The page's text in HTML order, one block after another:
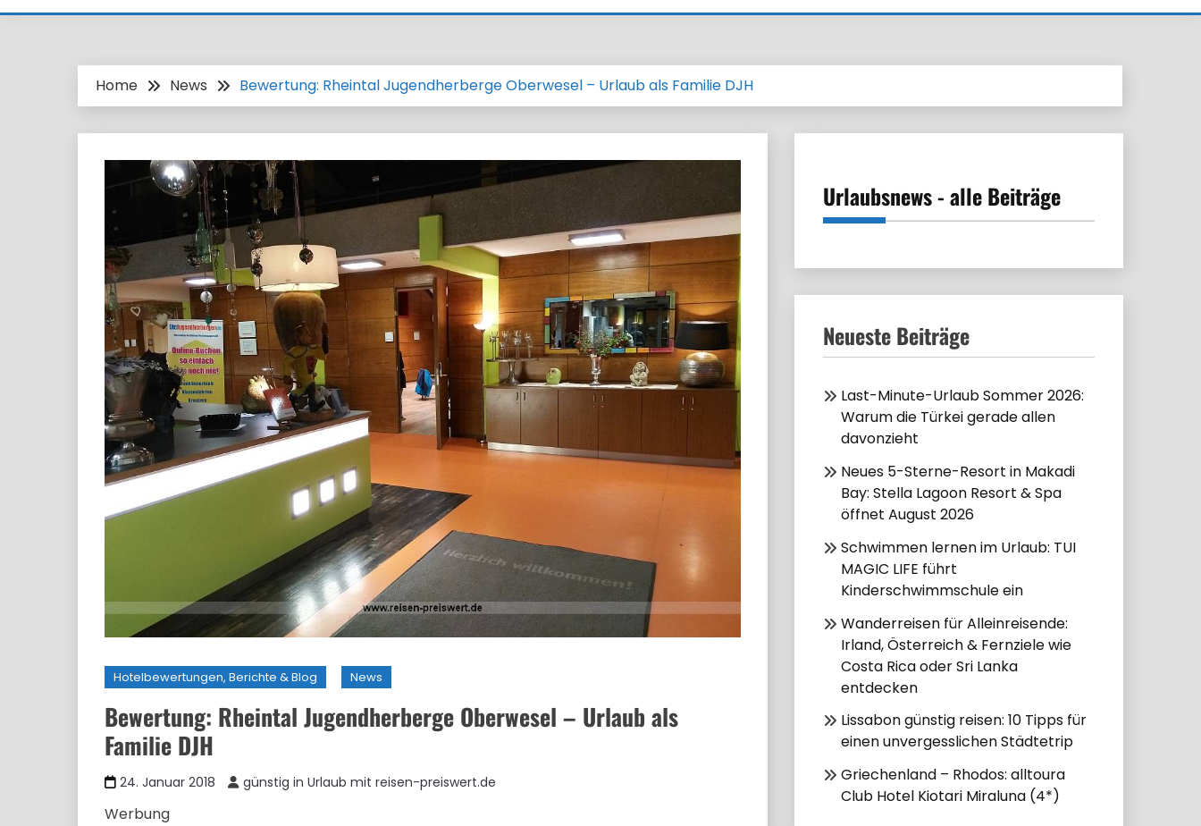
Home News Bewertung: Rheintal Jugendherberge Oberwesel – Urlaub als Familie DJH
Hotelbewertungen, Berichte & Blog News
Bewertung: Rheintal Jugendherberge Oberwesel – Urlaub als
Familie DJH
24. Januar 2018 günstig in Urlaub mit reisen-preiswert.de
Werbung
Urlaubsnews - alle Beiträge
Neueste Beiträge
Last-Minute-Urlaub Sommer 2026:
Warum die Türkei gerade allen
davonzieht
Neues 5-Sterne-Resort in Makadi
Bay: Stella Lagoon Resort & Spa
öffnet August 2026
Schwimmen lernen im Urlaub: TUI
MAGIC LIFE führt
Kinderschwimmschule ein
Wanderreisen für Alleinreisende:
Irland, Österreich & Fernziele wie
Costa Rica oder Sri Lanka
entdecken
Lissabon günstig reisen: 10 Tipps für
einen unvergesslichen Städtetrip
Griechenland – Rhodos: alltoura
Club Hotel Kiotari Miraluna (4*)